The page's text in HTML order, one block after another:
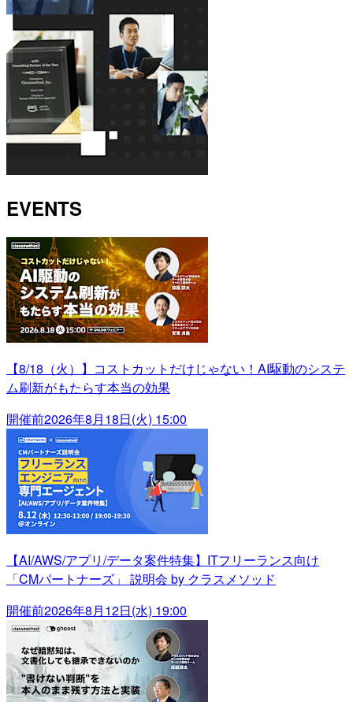
EVENTS
【8/18（火）】コストカットだけじゃない！AI駆動のシステ
ム刷新がもたらす本当の効果
開催前2026年8月18日(火) 15:00
【AI/AWS/アプリ/データ案件特集】ITフリーランス向け
「CMパートナーズ」 説明会 by クラスメソッド
開催前2026年8月12日(水) 19:00